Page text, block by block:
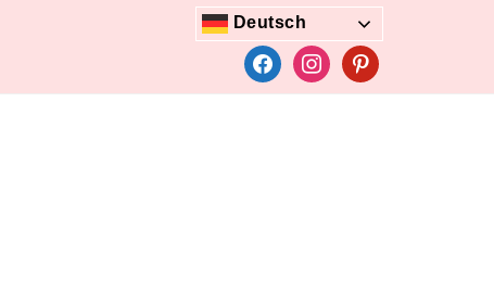
Deutsch
facebookinstagrampinterest